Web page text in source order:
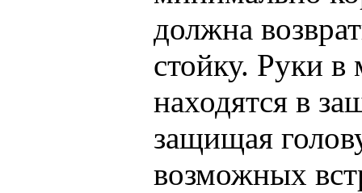
должна
стойку. Руки в
находятся в
защищая
возможных